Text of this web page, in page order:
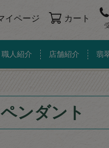
イページ カート
職人紹介 店舗紹介 翡
ンダント